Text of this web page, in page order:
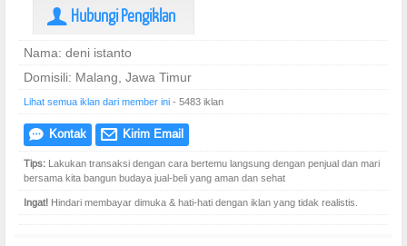
U Hubungi Pengiklan
Nama: deni istanto
Domisili: Malang, Jawa Timur
Lihat semua iklan dari member ini - 5483 iklan
e Kontak @ Kirim Email
Tips: Lakukan transaksi dengan cara bertemu langsung dengan penjual dan mari
bersama kita bangun budaya jual-beli yang aman dan sehat
Ingat! Hindari membayar dimuka & hati-hati dengan iklan yang tidak realistis.